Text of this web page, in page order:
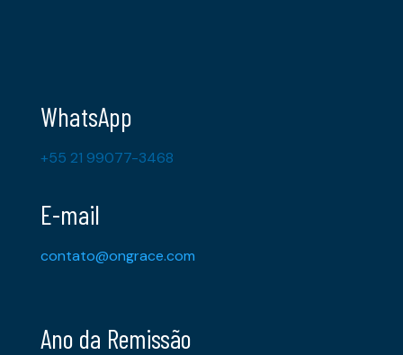
WhatsApp
+55 21 99077-3468
E-mail
contato@ongrace.com
Ano da Remissão